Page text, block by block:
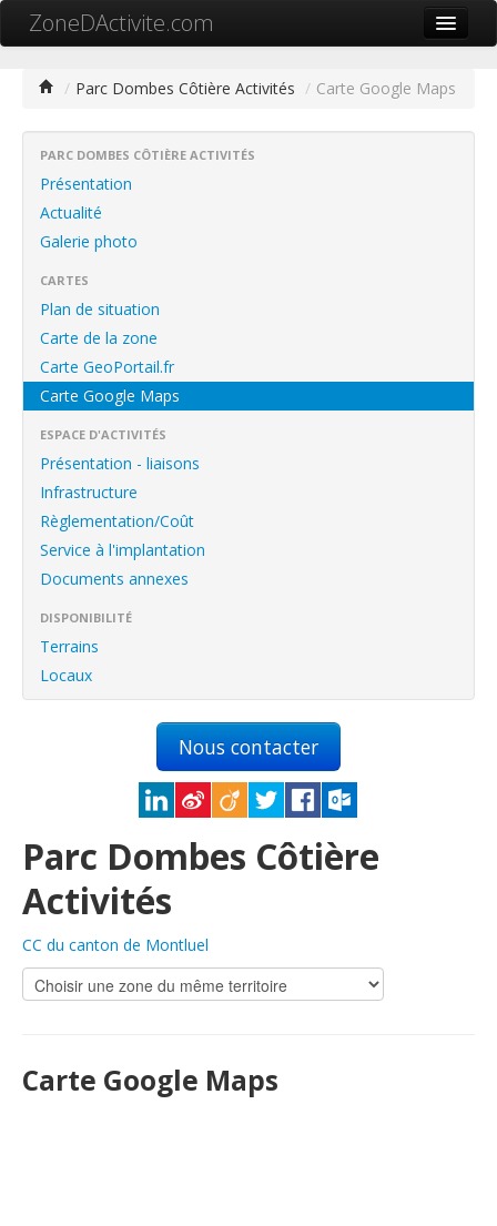
ZoneDActivite.com
Cartographie ZA
Référencer ma zone
Contact
Mon ZA.com
中文
English
Français
Connexion
/ Parc Dombes Côtière Activités / Carte Google Maps
PARC DOMBES CÔTIÈRE ACTIVITÉS
Présentation
Actualité
Galerie photo
CARTES
Plan de situation
Carte de la zone
Carte GeoPortail.fr
Carte Google Maps
ESPACE D'ACTIVITÉS
Présentation - liaisons
Infrastructure
Règlementation/Coût
Service à l'implantation
Documents annexes
DISPONIBILITÉ
Terrains
Locaux
Nous contacter
Parc Dombes Côtière
Activités
CC du canton de Montluel
Carte Google Maps